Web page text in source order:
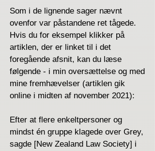
Som i de lignende sager nævnt
ovenfor var påstandene ret tågede.
Hvis du for eksempel klikker på
artiklen, der er linket til i det
foregående afsnit, kan du læse
følgende - i min oversættelse og med
mine fremhævelser (artiklen gik
online i midten af ​​november 2021):
Efter at flere enkeltpersoner og
mindst én gruppe klagede over Grey,
sagde [New Zealand Law Society] i